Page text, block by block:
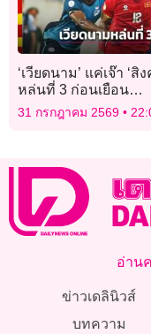
‘เวียดนาม’ แค่เจ๊า ‘สิง
หล่นที่ 3 ก่อนเยือน
‘อินโดนีเซีย’
31 กรกฎาคม 2569
อ่าน
ข่าวเดลินิวส์
บทความ